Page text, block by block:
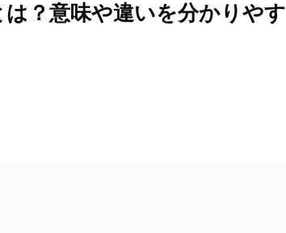
は？意味や違いを分かりやす